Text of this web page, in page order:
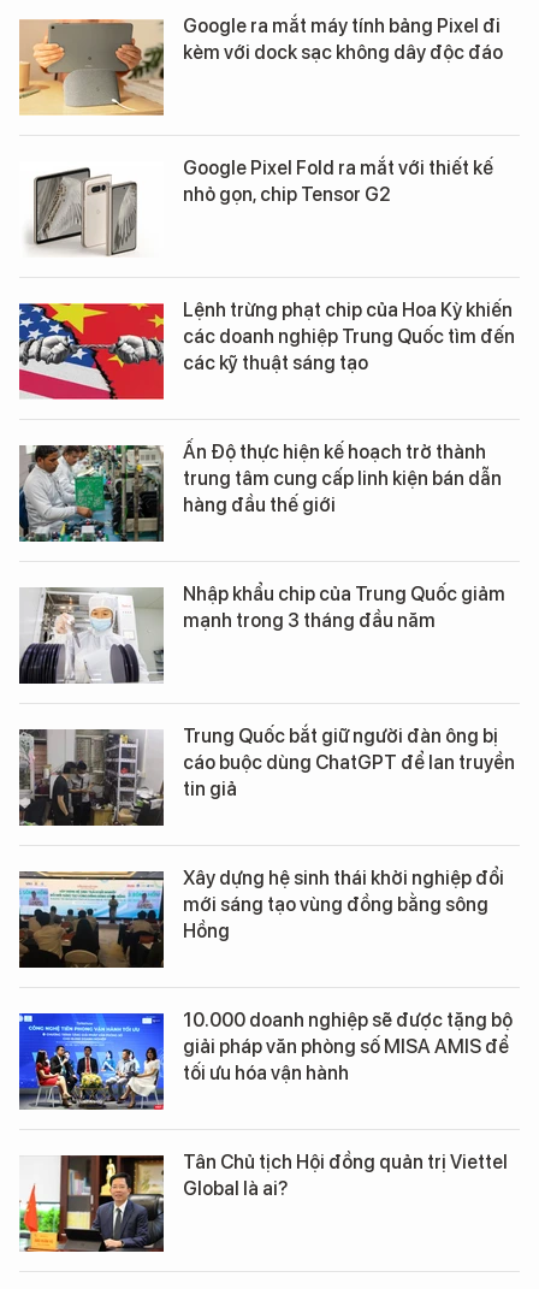
Google ra mắt máy tính bảng Pixel đi
kèm với dock sạc không dây độc đáo
Google Pixel Fold ra mắt với thiết kế
nhỏ gọn, chip Tensor G2
Lệnh trừng phạt chip của Hoa Kỳ khiến
các doanh nghiệp Trung Quốc tìm đến
các kỹ thuật sáng tạo
Ấn Độ thực hiện kế hoạch trở thành
trung tâm cung cấp linh kiện bán dẫn
hàng đầu thế giới
Nhập khẩu chip của Trung Quốc giảm
mạnh trong 3 tháng đầu năm
Trung Quốc bắt giữ người đàn ông bị
cáo buộc dùng ChatGPT để lan truyền
tin giả
Xây dựng hệ sinh thái khởi nghiệp đổi
mới sáng tạo vùng đồng bằng sông
Hồng
10.000 doanh nghiệp sẽ được tặng bộ
giải pháp văn phòng số MISA AMIS để
tối ưu hóa vận hành
Tân Chủ tịch Hội đồng quản trị Viettel
Global là ai?